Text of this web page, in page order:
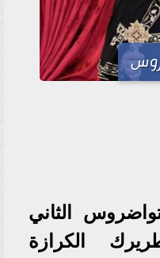
الثاني
الكرازة